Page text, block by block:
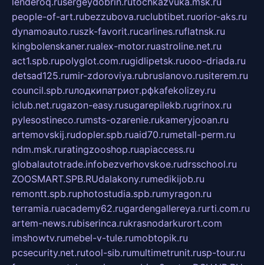
people-of-art.rubezzubova.ruclubtibet.ruorior-aks.ru
dynamoauto.ruszk-favorit.rucarlines.ruflatnsk.ru
kingbolenskaner.rualex-motor.ruastroline.net.ru
act1.spb.rupolyglot.com.rugidlipetsk.ruooo-driada.ru
detsad125.rumir-zdoroviya.rubruslanovo.rusiterem.ru
council.spb.ruлодкипатриот.рфkafekolizey.ru
iclub.net.rugazon-easy.rusugarepilekb.rugrinox.ru
pylesostineco.rumsts-ozarenie.rukameryjooan.ru
artemovskij.rudopler.spb.ruaid70.rumetall-perm.ru
ndm.msk.ruratingzooshop.ruapiaccess.ru
globalautotrade.infobezverhovskoe.rudrsschool.ru
ZOOSMART.SPB.RUdalakony.rumedikijob.ru
remontt.spb.ruphotostudia.spb.rumyragon.ru
terramia.ruacademy62.rugardengallereya.rurti.com.ru
artem-news.rubiserinca.rukrasnodarkurort.com
imshowtv.rumebel-v-tule.rumobtopik.ru
pcsecurity.net.rutool-sib.rumultimetrunit.rusp-tour.ru